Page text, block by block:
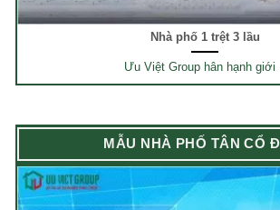
Nhà phố 1 trệt 3 lầu
Ưu Việt Group hân hạnh giới ..
MẪU NHÀ PHỐ TÂN CỔ